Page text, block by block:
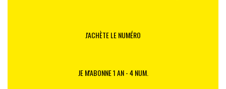
J'ACHÈTE LE NUMÉRO
JE M'ABONNE 1 AN - 4 NUM.